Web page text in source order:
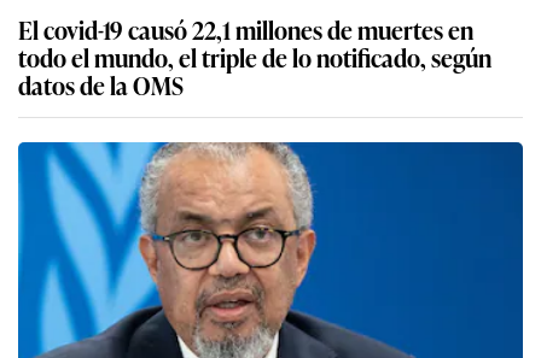
El covid-19 causó 22,1 millones de muertes en
todo el mundo, el triple de lo notificado, según
datos de la OMS